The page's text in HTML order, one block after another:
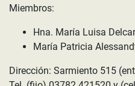
Miembros:
Hna. María Luisa
María Patricia
Dirección: Sarmiento 515